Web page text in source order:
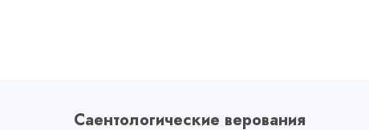
Саентологические верования